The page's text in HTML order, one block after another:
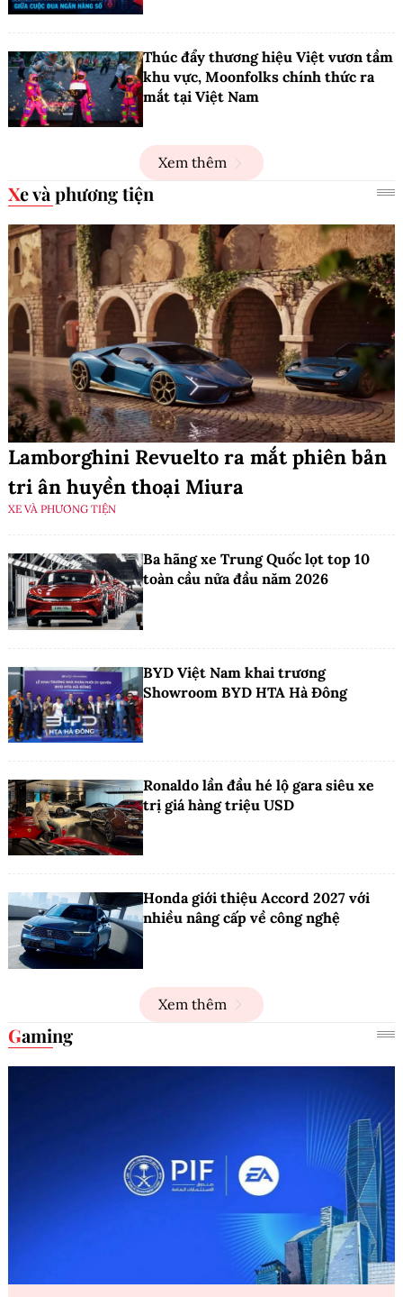
Thúc đẩy thương hiệu Việt vươn tầm
khu vực, Moonfolks chính thức ra
mắt tại Việt Nam
Xem thêm
Xe và phương tiện
Lamborghini Revuelto ra mắt phiên bản
tri ân huyền thoại Miura
XE VÀ PHƯƠNG TIỆN
Ba hãng xe Trung Quốc lọt top 10
toàn cầu nửa đầu năm 2026
BYD Việt Nam khai trương
Showroom BYD HTA Hà Đông
Ronaldo lần đầu hé lộ gara siêu xe
trị giá hàng triệu USD
Honda giới thiệu Accord 2027 với
nhiều nâng cấp về công nghệ
Xem thêm
Gaming